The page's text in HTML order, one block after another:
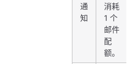
通
知
消耗
1 个
邮件
配
额。